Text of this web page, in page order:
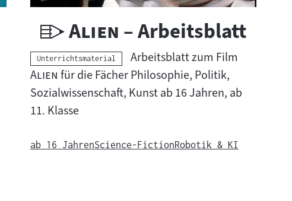
U
n
t
e
r
"
Alien "
– Arbeitsblatt
Kategorie:
Unterrichtsmaterial Arbeitsblatt zum Film
Alien "für die Fächer Philosophie, Politik,
Sozialwissenschaft, Kunst ab 16 Jahren, ab
11. Klasse
ab 16 JahrenScience-FictionRobotik & KI